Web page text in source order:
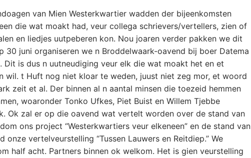
van Mien Westerkwartier wadden der bijeenkomsten
die wat moakt had, veur collega schrievers/vertellers, zien of
en liedjes uutpeberen kon. Nou joaren verder pakken we dit
30 juni organiseren we n Broddelwaark-oavend bij boer Datema
Dit is dus n uutneudiging veur elk die wat moakt het en et
wil. t Huft nog niet kloar te weden, juust niet zeg mor, et woord
zeit et al. Der binnen al n aantal minsen die toezeid hemmen
woaronder Tonko Ufkes, Piet Buist en Willem Tjebbe
Ok zal er op die oavend wat vertelt worden over de stand van
ons project “Westerkwartiers veur elkeneen” en de stand van
onze vertelveurstelling “Tussen Lauwers en Reitdiep.” We
half acht. Partners binnen ok welkom. Het is gien veurstelling